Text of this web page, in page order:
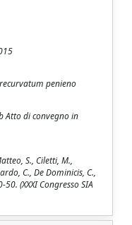
penieno
Atto di convegno in
S., Ciletti, M.,
C., De Dominicis, C.,
(XXXI Congresso SIA